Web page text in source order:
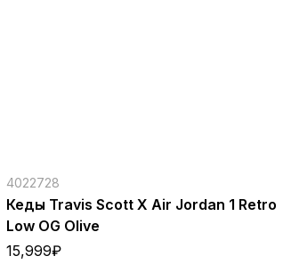
4022728
Кеды Travis Scott X Air Jordan 1 Retro
Low OG Olive
15,999₽